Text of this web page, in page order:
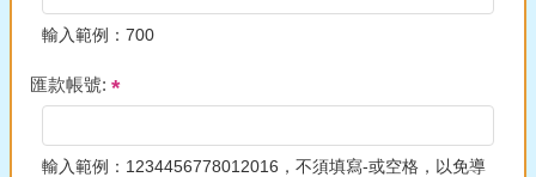
輸入範例：700
匯款帳號:
輸入範例：1234456778012016，不須填寫-或空格，以免導